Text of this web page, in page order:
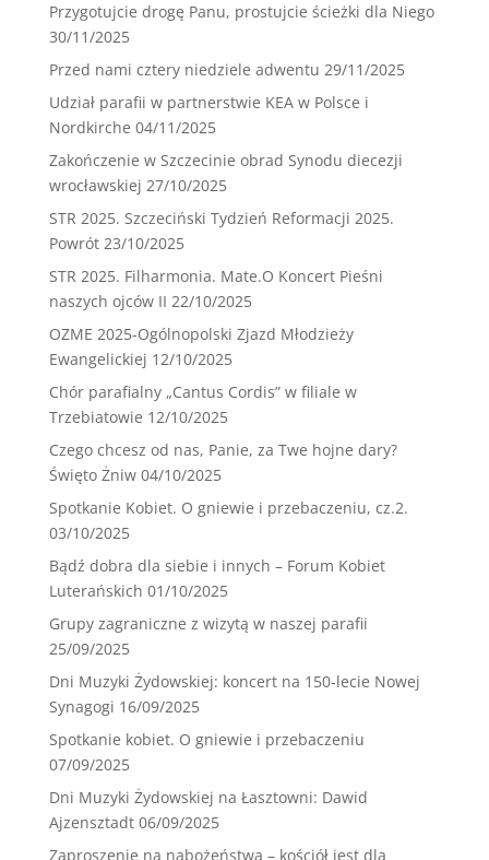
Przygotujcie drogę Panu, prostujcie ścieżki dla Niego
30/11/2025
Przed nami cztery niedziele adwentu 29/11/2025
Udział parafii w partnerstwie KEA w Polsce i
Nordkirche 04/11/2025
Zakończenie w Szczecinie obrad Synodu diecezji
wrocławskiej 27/10/2025
STR 2025. Szczeciński Tydzień Reformacji 2025.
Powrót 23/10/2025
STR 2025. Filharmonia. Mate.O Koncert Pieśni
naszych ojców II 22/10/2025
OZME 2025-Ogólnopolski Zjazd Młodzieży
Ewangelickiej 12/10/2025
Chór parafialny „Cantus Cordis” w filiale w
Trzebiatowie 12/10/2025
Czego chcesz od nas, Panie, za Twe hojne dary?
Święto Żniw 04/10/2025
Spotkanie Kobiet. O gniewie i przebaczeniu, cz.2.
03/10/2025
Bądź dobra dla siebie i innych – Forum Kobiet
Luterańskich 01/10/2025
Grupy zagraniczne z wizytą w naszej parafii
25/09/2025
Dni Muzyki Żydowskiej: koncert na 150-lecie Nowej
Synagogi 16/09/2025
Spotkanie kobiet. O gniewie i przebaczeniu
07/09/2025
Dni Muzyki Żydowskiej na Łasztowni: Dawid
Ajzensztadt 06/09/2025
Zaproszenie na nabożeństwa – kościół jest dla